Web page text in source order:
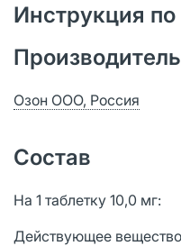
Инструкция
Производитель
Озон ООО, Россия
Состав
На 1 таблетку 10,0 мг:
Действующее